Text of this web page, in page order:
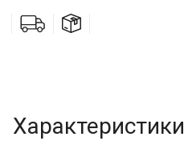
Характеристики